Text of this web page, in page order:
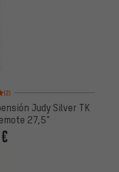
5 de 5 basada en 2 reseñas
(2)
Judy Silver TK
27,5"